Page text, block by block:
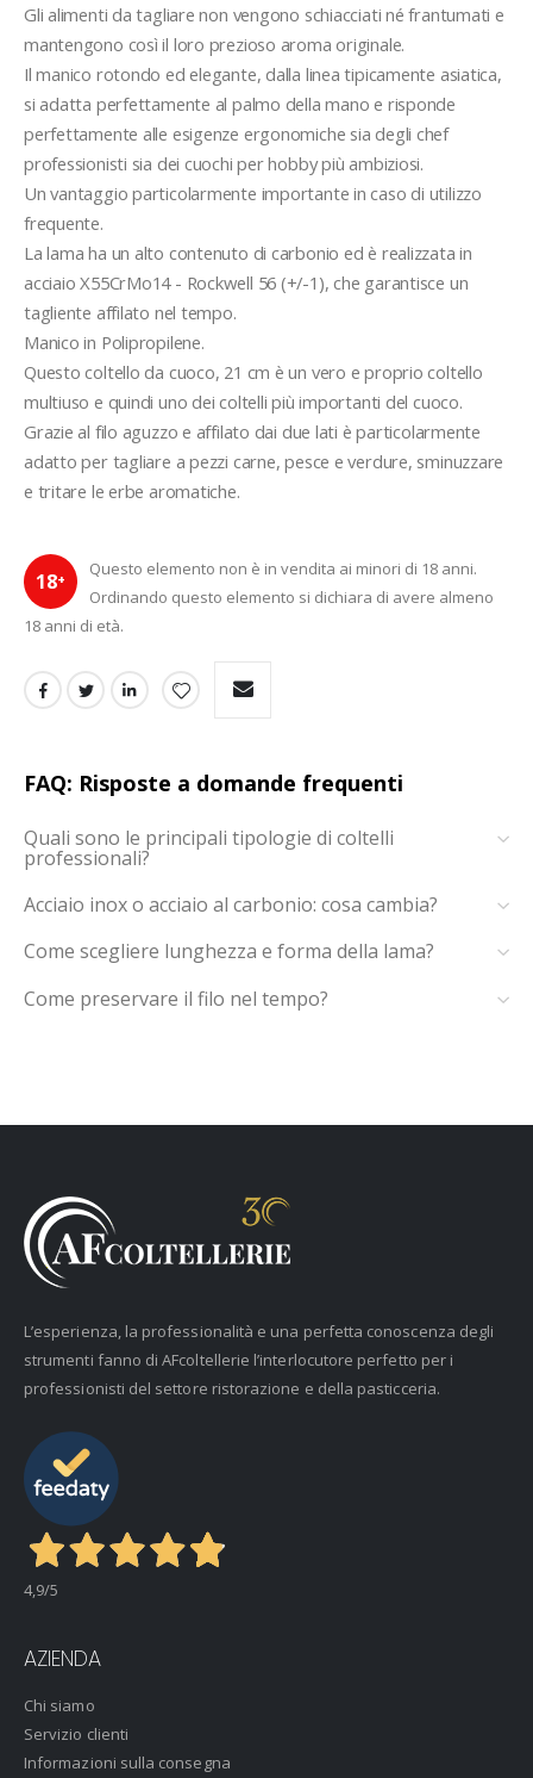
Gli alimenti da tagliare non vengono schiacciati né frantumati e
mantengono così il loro prezioso aroma originale.
Il manico rotondo ed elegante, dalla linea tipicamente asiatica,
si adatta perfettamente al palmo della mano e risponde
perfettamente alle esigenze ergonomiche sia degli chef
professionisti sia dei cuochi per hobby più ambiziosi.
Un vantaggio particolarmente importante in caso di utilizzo
frequente.
La lama ha un alto contenuto di carbonio ed è realizzata in
acciaio X55CrMo14 - Rockwell 56 (+/-1), che garantisce un
tagliente affilato nel tempo.
Manico in Polipropilene.
Questo coltello da cuoco, 21 cm è un vero e proprio coltello
multiuso e quindi uno dei coltelli più importanti del cuoco.
Grazie al filo aguzzo e affilato dai due lati è particolarmente
adatto per tagliare a pezzi carne, pesce e verdure, sminuzzare
e tritare le erbe aromatiche.
18+
Questo elemento non è in vendita ai minori di 18 anni.
Ordinando questo elemento si dichiara di avere almeno
18 anni di età.
FAQ: Risposte a domande frequenti
Quali sono le principali tipologie di coltelli
professionali?
Acciaio inox o acciaio al carbonio: cosa cambia?
Come scegliere lunghezza e forma della lama?
Come preservare il filo nel tempo?
L’esperienza, la professionalità e una perfetta conoscenza degli
strumenti fanno di AFcoltellerie l’interlocutore perfetto per i
professionisti del settore ristorazione e della pasticceria.
4,9/5
AZIENDA
Chi siamo
Servizio clienti
Informazioni sulla consegna